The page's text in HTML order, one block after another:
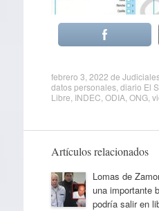
febrero 3, 2022 de
datos personales, diario El
Libre INDEC ODIA, ONG,
Artículos relacionados
Lomas de
una importante
podría salir en